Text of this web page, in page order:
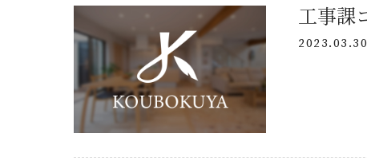
2023.03.30